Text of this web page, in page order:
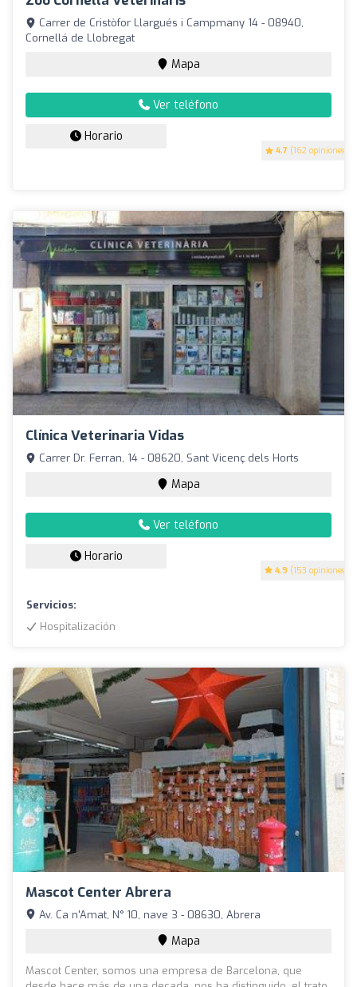
4.7 (162 opiniones)
Carrer de Cristòfor Llargués i Campmany 14 - 08940,
Cornellá de Llobregat
Mapa
Ver teléfono
Horario
Clínica Veterinaria Vidas
4.9 (153 opiniones)
Carrer Dr. Ferran, 14 - 08620, Sant Vicenç dels Horts
Mapa
Ver teléfono
Horario
Servicios:
Hospitalización
Mascot Center Abrera
Av. Ca n'Amat, N° 10, nave 3 - 08630, Abrera
Mapa
Mascot Center, somos una empresa de Barcelona, que